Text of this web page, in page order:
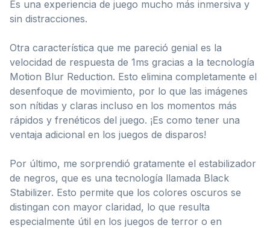
Es una experiencia de juego mucho más inmersiva y
sin distracciones.
Otra característica que me pareció genial es la
velocidad de respuesta de 1ms gracias a la tecnología
Motion Blur Reduction. Esto elimina completamente el
desenfoque de movimiento, por lo que las imágenes
son nítidas y claras incluso en los momentos más
rápidos y frenéticos del juego. ¡Es como tener una
ventaja adicional en los juegos de disparos!
Por último, me sorprendió gratamente el estabilizador
de negros, que es una tecnología llamada Black
Stabilizer. Esto permite que los colores oscuros se
distingan con mayor claridad, lo que resulta
especialmente útil en los juegos de terror o en